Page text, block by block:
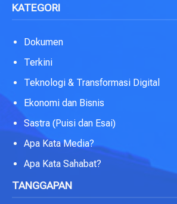
KATEGORI
Dokumen
Terkini
Teknologi & Transformasi Digital
Ekonomi dan Bisnis
Sastra (Puisi dan Esai)
Apa Kata Media?
Apa Kata Sahabat?
TANGGAPAN